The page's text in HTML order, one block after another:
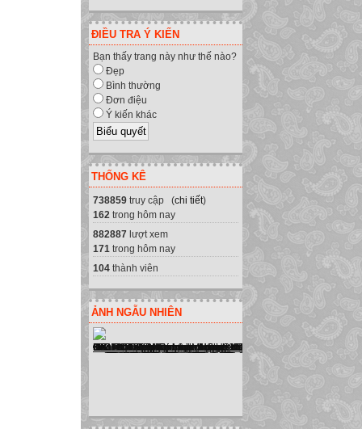
ĐIỀU TRA Ý KIẾN
Bạn thấy trang này như thế nào?
Đẹp
Bình thường
Đơn điệu
Ý kiến khác
THỐNG KÊ
738859 truy cập (chi tiết)
162 trong hôm nay
882887 lượt xem
171 trong hôm nay
104 thành viên
ẢNH NGẪU NHIÊN